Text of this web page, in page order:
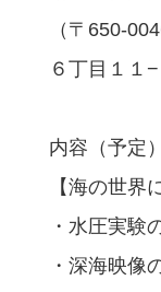
（〒650-
６丁目１１−
内容（予定
【海の世界
・水圧実験
・深海映像